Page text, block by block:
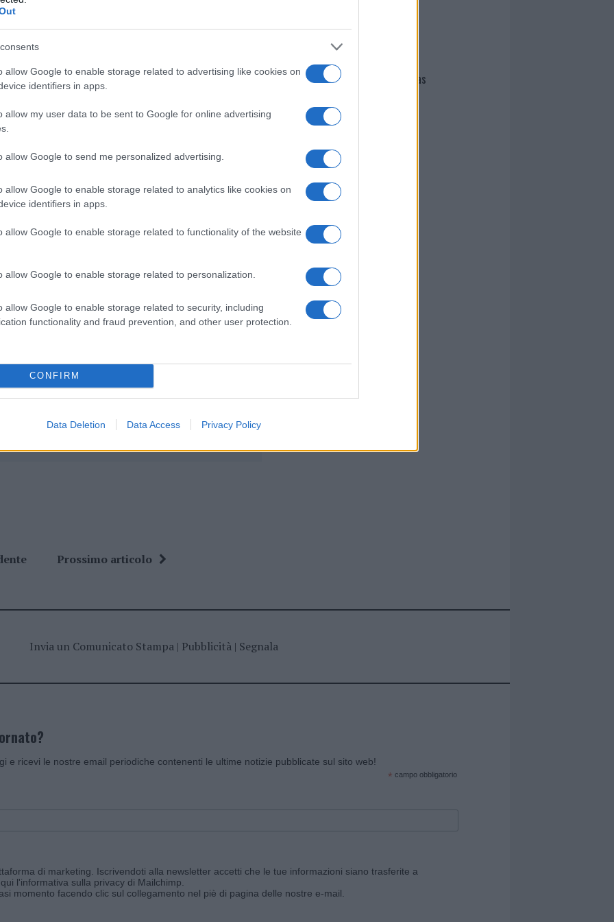
allow Google to enable storage related to advertising like cookies on
identifiers in apps.
allow my user data to be sent to Google for online advertising
allow Google to send me personalized advertising.
allow Google to enable storage related to analytics like cookies on
identifiers in apps.
allow Google to enable storage related to functionality of the website
allow Google to enable storage related to personalization.
allow Google to enable storage related to security, including
functionality and fraud prevention, and other user protection.
CONFIRM
Data Deletion Data Access Privacy Policy
cliccandoqui
nella sezione
i tuoi video e le tue foto
+39 345 356 7512
di GalluraOggi.it
news daGoogle News
Prossimo articolo
Giovannimaria Cabras
Invia un Comunicato Stampa| Pubblicità| Segnala
e ricevi le nostre email periodiche contenenti le ultime notizie pubblicate sul sito web!
* campo obbligatorio
di marketing. Iscrivendoti alla newsletter accetti che le tue informazioni siano trasferite a
l'informativa sulla privacy di Mailchimp
momento facendo clic sul collegamento nel piè di pagina delle nostre e-mail.